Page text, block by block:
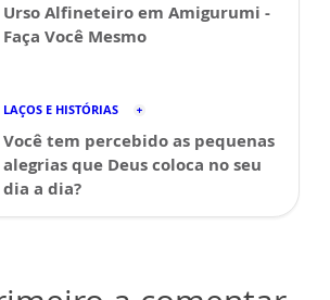
Urso Alfineteiro em Amigurumi -
Faça Você Mesmo
LAÇOS E HISTÓRIAS
Você tem percebido as pequenas
alegrias que Deus coloca no seu
dia a dia?